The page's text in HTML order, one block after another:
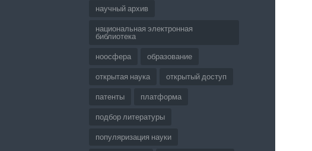
научный архив
национальная электронная
библиотека
ноосфера образование
открытая наука открытый доступ
патенты платформа
подбор литературы
популяризация науки